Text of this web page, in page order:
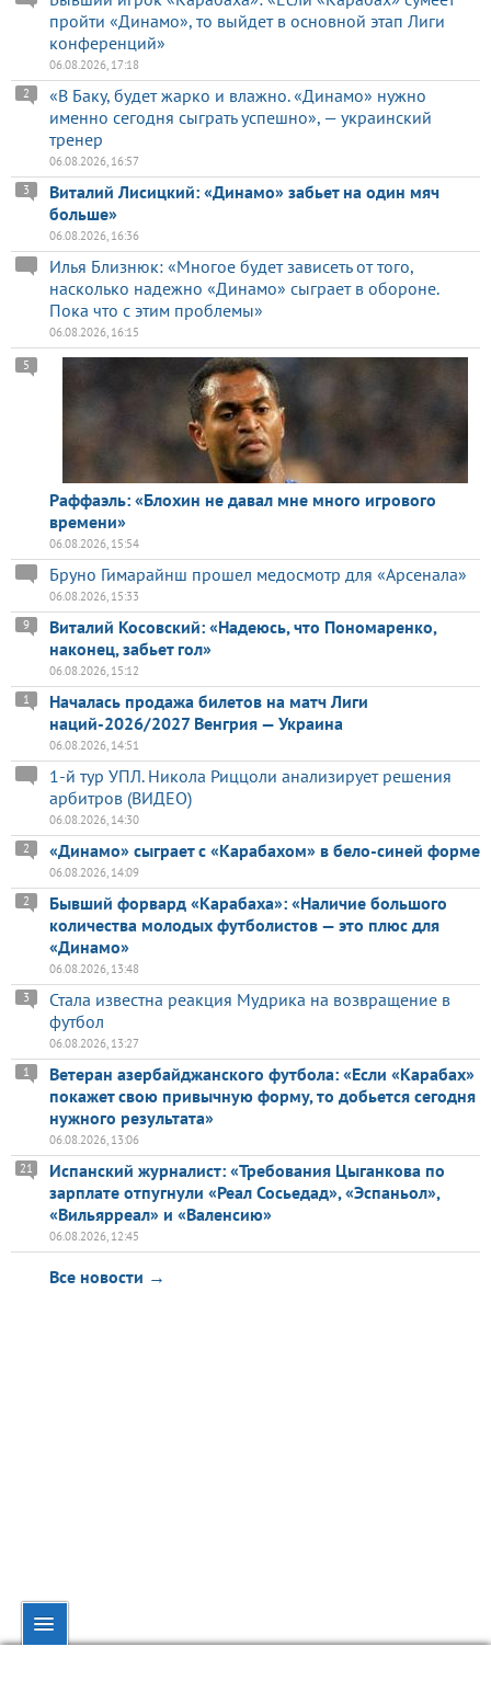
пройти «Динамо», то выйдет в основной этап Лиги
конференций»
06.08.2026, 17:18
«В Баку, будет жарко и влажно. «Динамо» нужно
именно сегодня сыграть успешно», — украинский
тренер
2
06.08.2026, 16:57
Виталий Лисицкий: «Динамо» забьет на один мяч
больше»
3
06.08.2026, 16:36
Илья Близнюк: «Многое будет зависеть от того,
насколько надежно «Динамо» сыграет в обороне.
Пока что с этим проблемы»
06.08.2026, 16:15
Раффаэль: «Блохин не давал мне много игрового
времени»
5
06.08.2026, 15:54
Бруно Гимарайнш прошел медосмотр для «Арсенала»
06.08.2026, 15:33
Виталий Косовский: «Надеюсь, что Пономаренко,
наконец, забьет гол»
9
06.08.2026, 15:12
Началась продажа билетов на матч Лиги
наций-2026/2027 Венгрия — Украина
1
06.08.2026, 14:51
1-й тур УПЛ. Никола Риццоли анализирует решения
арбитров (ВИДЕО)
06.08.2026, 14:30
«Динамо» сыграет с «Карабахом» в бело-синей форме
2
06.08.2026, 14:09
Бывший форвард «Карабаха»: «Наличие большого
количества молодых футболистов — это плюс для
«Динамо»
2
06.08.2026, 13:48
Стала известна реакция Мудрика на возвращение в
футбол
3
06.08.2026, 13:27
Ветеран азербайджанского футбола: «Если «Карабах»
покажет свою привычную форму, то добьется сегодня
нужного результата»
1
06.08.2026, 13:06
Испанский журналист: «Требования Цыганкова по
зарплате отпугнули «Реал Сосьедад», «Эспаньол»,
«Вильярреал» и «Валенсию»
21
06.08.2026, 12:45
Все новости →